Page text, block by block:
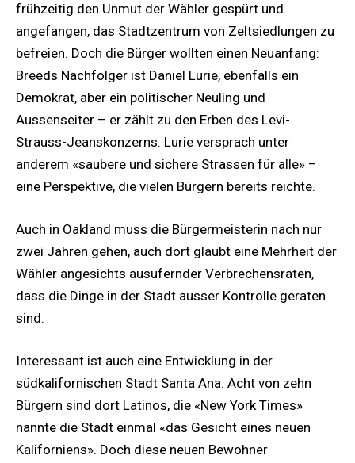
frühzeitig den Unmut der Wähler gespürt und
angefangen, das Stadtzentrum von Zeltsiedlungen zu
befreien. Doch die Bürger wollten einen Neuanfang:
Breeds Nachfolger ist Daniel Lurie, ebenfalls ein
Demokrat, aber ein politischer Neuling und
Aussenseiter – er zählt zu den Erben des Levi-
Strauss-Jeanskonzerns. Lurie versprach unter
anderem «saubere und sichere Strassen für alle» –
eine Perspektive, die vielen Bürgern bereits reichte.
Auch in Oakland muss die Bürgermeisterin nach nur
zwei Jahren gehen, auch dort glaubt eine Mehrheit der
Wähler angesichts ausufernder Verbrechensraten,
dass die Dinge in der Stadt ausser Kontrolle geraten
sind.
Interessant ist auch eine Entwicklung in der
südkalifornischen Stadt Santa Ana. Acht von zehn
Bürgern sind dort Latinos, die «New York Times»
nannte die Stadt einmal «das Gesicht eines neuen
Kaliforniens». Doch diese neuen Bewohner